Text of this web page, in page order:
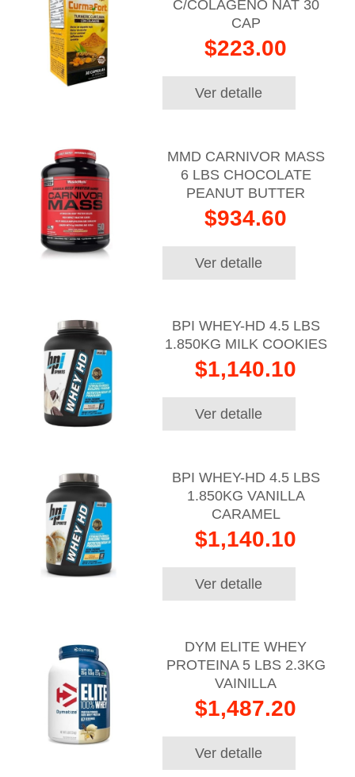
C/COLAGENO NAT 30
CAP
$223.00
Ver detalle
MMD CARNIVOR MASS
6 LBS CHOCOLATE
PEANUT BUTTER
$934.60
Ver detalle
BPI WHEY-HD 4.5 LBS
1.850KG MILK COOKIES
$1,140.10
Ver detalle
BPI WHEY-HD 4.5 LBS
1.850KG VANILLA
CARAMEL
$1,140.10
Ver detalle
DYM ELITE WHEY
PROTEINA 5 LBS 2.3KG
VAINILLA
$1,487.20
Ver detalle